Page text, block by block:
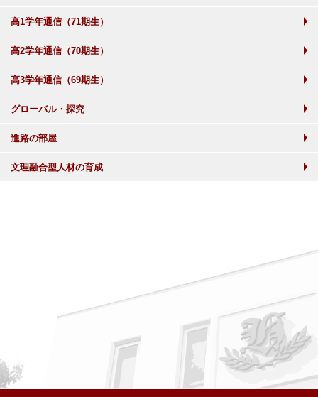
高1学年通信（71期生）
高2学年通信（70期生）
高3学年通信（69期生）
グローバル・探究
進路の部屋
文理融合型人材の育成